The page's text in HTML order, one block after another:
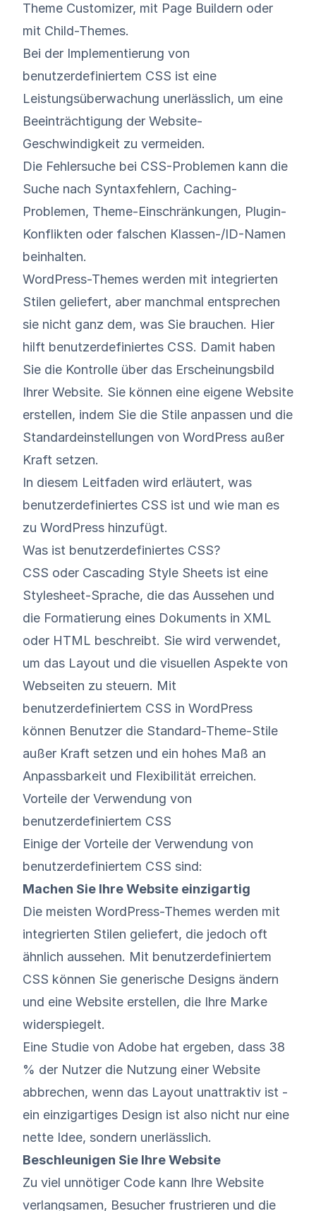
Theme Customizer, mit Page Buildern oder
mit Child-Themes.
Bei der Implementierung von
benutzerdefiniertem CSS ist eine
Leistungsüberwachung unerlässlich, um eine
Beeinträchtigung der Website-
Geschwindigkeit zu vermeiden.
Die Fehlersuche bei CSS-Problemen kann die
Suche nach Syntaxfehlern, Caching-
Problemen, Theme-Einschränkungen, Plugin-
Konflikten oder falschen Klassen-/ID-Namen
beinhalten.
WordPress-Themes werden mit integrierten
Stilen geliefert, aber manchmal entsprechen
sie nicht ganz dem, was Sie brauchen. Hier
hilft benutzerdefiniertes CSS. Damit haben
Sie die Kontrolle über das Erscheinungsbild
Ihrer Website. Sie können eine eigene Website
erstellen, indem Sie die Stile anpassen und die
Standardeinstellungen von WordPress außer
Kraft setzen.
In diesem Leitfaden wird erläutert, was
benutzerdefiniertes CSS ist und wie man es
zu WordPress hinzufügt.
Was ist benutzerdefiniertes CSS?
CSS oder Cascading Style Sheets ist eine
Stylesheet-Sprache, die das Aussehen und
die Formatierung eines Dokuments in XML
oder HTML beschreibt. Sie wird verwendet,
um das Layout und die visuellen Aspekte von
Webseiten zu steuern. Mit
benutzerdefiniertem CSS in WordPress
können Benutzer die Standard-Theme-Stile
außer Kraft setzen und ein hohes Maß an
Anpassbarkeit und Flexibilität erreichen.
Vorteile der Verwendung von
benutzerdefiniertem CSS
Einige der Vorteile der Verwendung von
benutzerdefiniertem CSS sind:
Machen Sie Ihre Website einzigartig
Die meisten WordPress-Themes werden mit
integrierten Stilen geliefert, die jedoch oft
ähnlich aussehen. Mit benutzerdefiniertem
CSS können Sie generische Designs ändern
und eine Website erstellen, die Ihre Marke
widerspiegelt.
Eine Studie von Adobe hat ergeben, dass 38
% der Nutzer die Nutzung einer Website
abbrechen, wenn das Layout unattraktiv ist -
ein einzigartiges Design ist also nicht nur eine
nette Idee, sondern unerlässlich.
Beschleunigen Sie Ihre Website
Zu viel unnötiger Code kann Ihre Website
verlangsamen, Besucher frustrieren und die